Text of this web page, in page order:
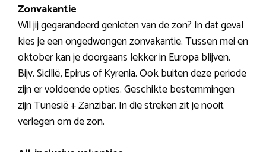
Zonvakantie
Wil jij gegarandeerd genieten van de zon? In dat geval
kies je een ongedwongen zonvakantie. Tussen mei en
oktober kan je doorgaans lekker in Europa blijven.
Bijv. Sicilië, Epirus of Kyrenia. Ook buiten deze periode
zijn er voldoende opties. Geschikte bestemmingen
zijn Tunesië + Zanzibar. In die streken zit je nooit
verlegen om de zon.